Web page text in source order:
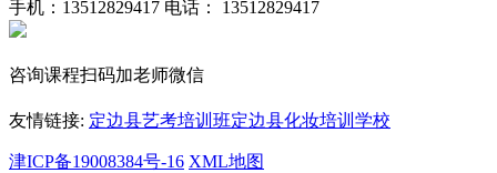
手机：13512829417 电话： 13512829417
咨询课程扫码加老师微信
友情链接: 定边县艺考培训班定边县化妆培训学校
津ICP备19008384号-16 XML地图